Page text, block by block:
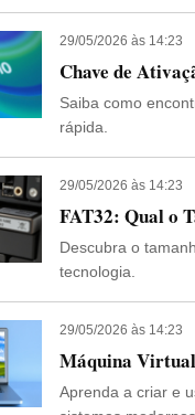
29/05/2026 às 14:23
Chave de
Saiba como
rápida.
29/05/2026 às 14:23
FAT32: Qual o
Descubra o
tecnologia.
29/05/2026 às 14:23
Máquina
Aprenda a criar e